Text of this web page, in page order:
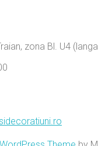
zona Bl. U4